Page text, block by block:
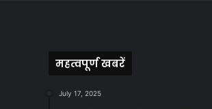
महत्वपूर्ण खबरें
July 17, 2025